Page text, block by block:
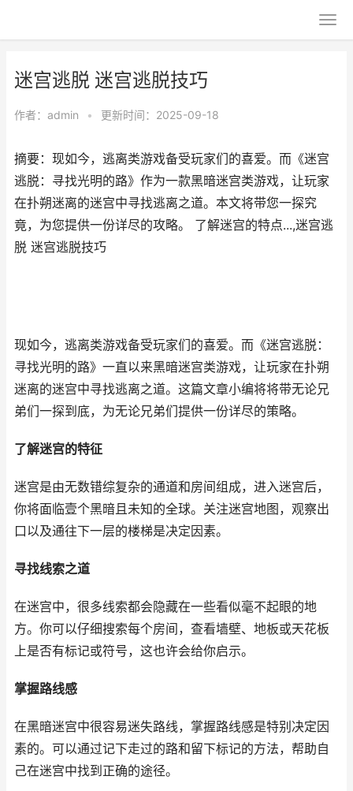
迷宫逃脱 迷宫逃脱技巧
作者： admin • 更新时间：2025-09-18
摘要：现如今，逃离类游戏备受玩家们的喜爱。而《迷宫
逃脱：寻找光明的路》作为一款黑暗迷宫类游戏，让玩家
在扑朔迷离的迷宫中寻找逃离之道。本文将带您一探究
竟，为您提供一份详尽的攻略。 了解迷宫的特点...,迷宫逃
脱 迷宫逃脱技巧
现如今，逃离类游戏备受玩家们的喜爱。而《迷宫逃脱：
寻找光明的路》一直以来黑暗迷宫类游戏，让玩家在扑朔
迷离的迷宫中寻找逃离之道。这篇文章小编将将带无论兄
弟们一探到底，为无论兄弟们提供一份详尽的策略。
了解迷宫的特征
迷宫是由无数错综复杂的通道和房间组成，进入迷宫后，
你将面临壹个黑暗且未知的全球。关注迷宫地图，观察出
口以及通往下一层的楼梯是决定因素。
寻找线索之道
在迷宫中，很多线索都会隐藏在一些看似毫不起眼的地
方。你可以仔细搜索每个房间，查看墙壁、地板或天花板
上是否有标记或符号，这也许会给你启示。
掌握路线感
在黑暗迷宫中很容易迷失路线，掌握路线感是特别决定因
素的。可以通过记下走过的路和留下标记的方法，帮助自
己在迷宫中找到正确的途径。